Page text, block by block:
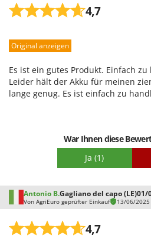
niedrigster Stufe etwa 40 Minuten.
höherer Spannung oder größerer
man die Arbeit auch in einem
Anleitung müssen verbessert
4,7
Leistung
Qualität / Preis
Schwierigkeitsgrad Zusammenbau
Original anzeigen
Es ist ein gutes Produkt. Einfach
Leider hält der Akku für meinen
lange genug. Es ist einfach zu
War Ihnen diese
Ja (1)
Antonio B.Gagliano del capo (LE)01/
Von AgriEuro geprüfter Einkauf 13/06/2025
4,7